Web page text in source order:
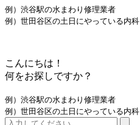
例）渋谷駅の水まわり修理業者
例）世田谷区の土日にやっている内科
こんにちは！
何をお探しですか？
例）渋谷駅の水まわり修理業者
例）世田谷区の土日にやっている内科